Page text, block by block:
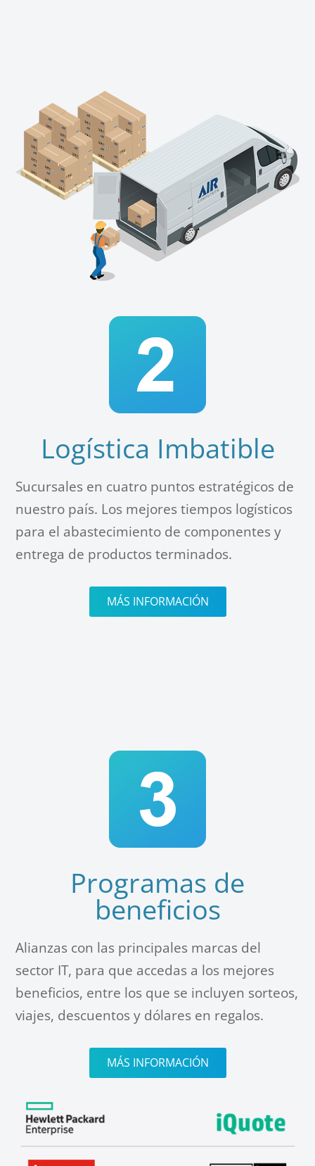
Logística Imbatible
Sucursales en cuatro puntos estratégicos de
nuestro país. Los mejores tiempos logísticos
para el abastecimiento de componentes y
entrega de productos terminados.
MÁS INFORMACIÓN
Programas de
beneficios
Alianzas con las principales marcas del
sector IT, para que accedas a los mejores
beneficios, entre los que se incluyen sorteos,
viajes, descuentos y dólares en regalos.
MÁS INFORMACIÓN